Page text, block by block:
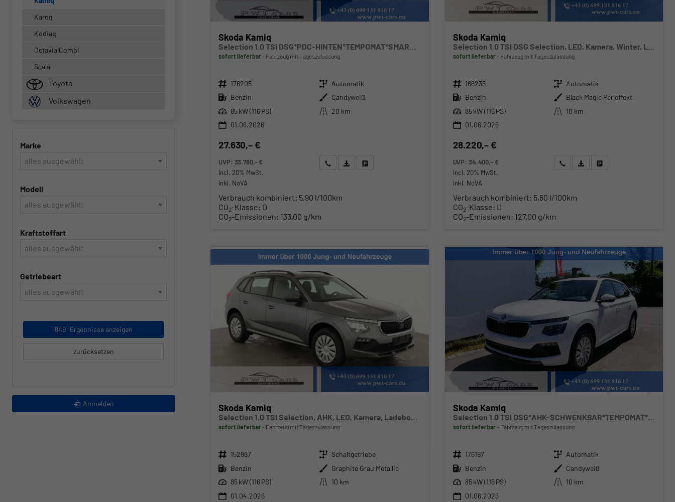
Skoda Kamiq
sofort lieferbar Fahrzeug mit Tageszulassung
Fahrzeugnr. 176205 Getriebe Automatik
Kraftstoff Benzin Außenfarbe Candyweiß
Leistung 85 kW (116 PS) Kilometerstand
20 km
01.06.2026
27.630,– €
UVP: 33.780,– €
incl. 20% MwSt.
inkl. NoVA
Wir rufen Sie anAngebot drucken (PDF)
Verbrauch kombiniert: 5,90 l/100km
CO2-Klasse: D
CO2-Emissionen: 133,00 g/km
Skoda Kamiq
sofort lieferbar Fahrzeug mit Tageszulassung
Fahrzeugnr. 166235 Getriebe Automatik
Kraftstoff Benzin Außenfarbe Black Magic Perleffekt
Leistung 85 kW (116 PS) Kilometerstand
10 km
01.06.2026
28.220,– €
UVP: 34.400,– €
incl. 20% MwSt.
inkl. NoVA
Wir rufen Sie anAngebot drucken (PDF)
Fahrzeug parken
Verbrauch kombiniert: 5,60 l/100km
CO2-Klasse: D
CO2-Emissionen: 127,00 g/km
Skoda Kamiq
Selection 1.0 TSI Selection, AHK, LED, Kamera, Ladeboden, Winter
sofort lieferbar Fahrzeug mit Tageszulassung
Fahrzeugnr. 152987 Getriebe Schaltgetriebe
Kraftstoff Benzin Außenfarbe Graphite Grau Metallic
Leistung 85 kW (116 PS) Kilometerstand
10 km
01.04.2026
Skoda Kamiq
Selection 1.0 TSI DSG*AHK-SCHWENKBAR*TEMPOMAT*PDC-HINTEN*KEYLESS-GO*SHZ*
sofort lieferbar Fahrzeug mit Tageszulassung
Fahrzeugnr. 176197 Getriebe Automatik
Kraftstoff Benzin Außenfarbe Candyweiß
Leistung 85 kW (116 PS) Kilometerstand
10 km
01.06.2026
Karoq
Kodiaq
Octavia Combi
Scala
Toyota
Volkswagen
Marke
alles ausgewählt
Modell
alles ausgewählt
Kraftstoffart
alles ausgewählt
Getriebeart
alles ausgewählt
849 Ergebnisse anzeigen
zurücksetzen
Anmelden